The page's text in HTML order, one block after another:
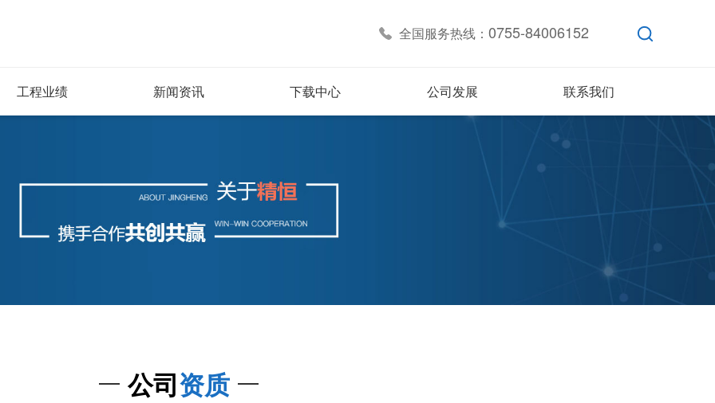
全国服务热线： 0755-84006152
工程业绩 新闻资讯 下载中心 公司发展 联系我们
公司资质